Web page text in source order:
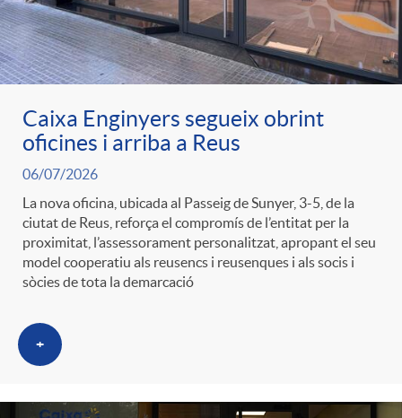
g
o
r
i
a
s
Caixa Enginyers segueix obrint
oficines i arriba a Reus
06/07/2026
La nova oficina, ubicada al Passeig de Sunyer, 3-5, de la
ciutat de Reus, reforça el compromís de l’entitat per la
proximitat, l’assessorament personalitzat, apropant el seu
model cooperatiu als reusencs i reusenques i als socis i
sòcies de tota la demarcació
+